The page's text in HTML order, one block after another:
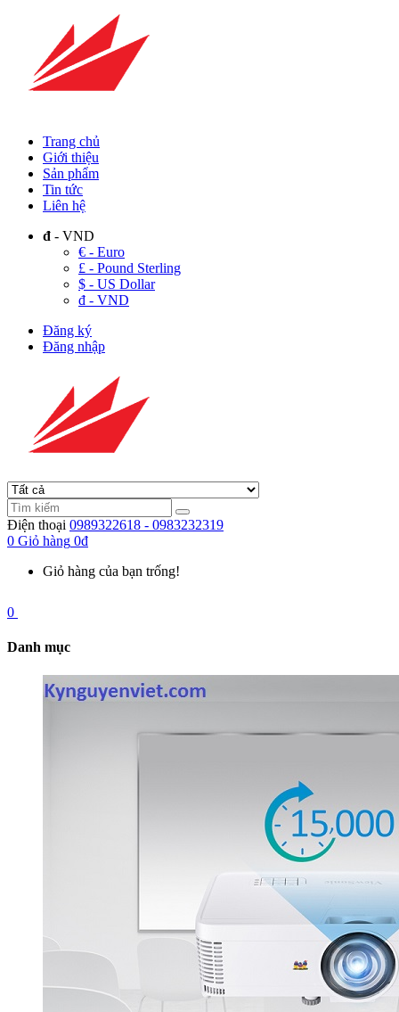
Trang chủ
Giới thiệu
Sản phẩm
Tin tức
Liên hệ
đ - VND
€ - Euro
£ - Pound Sterling
$ - US Dollar
đ - VND
Đăng ký
Đăng nhập
Điện thoại 0989322618 - 0983232319
0 Giỏ hàng 0đ
Giỏ hàng của bạn trống!
0
Danh mục